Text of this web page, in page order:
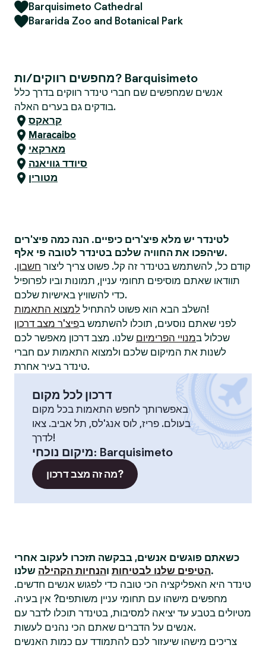
Barquisimeto Cathedral
Bararida Zoo and Botanical Park
מחפשים רווקים/ות? Barquisimeto
אנשים שמחפשים שם חברי טינדר רווקים בדרך כלל
בודקים גם בערים האלה.
קראקס
Maracaibo
מארקאי
סיודד גוויאנה
מטורין
לטינדר יש מלא פיצ'רים כיפיים. הנה כמה פיצ'רים
שיהפכו את החוויה שלכם בטינדר לטובה פי אלף.
קודם כל, להשתמש בטינדר זה קל. פשוט צריך ליצור חשבון.
תוודאו שאתם מוסיפים תחומי עניין, תמונות וביו לפרופיל
כדי להשוויץ באישיות שלכם.
השלב הבא הוא פשוט להתחיל למצוא התאמות
!
לפני שאתם נוסעים, תוכלו להשתמש בפיצ'ר מצב דרכון
שכלול במנויי הפרימיום שלנו. מצב דרכון מאפשר לכם
לשנות את המיקום שלכם ולמצוא התאמות עם חברי
טינדר בעיר אחרת.
דרכון לכל מקום
באפשרותך לחפש התאמות בכל מקום
בעולם. פריז, לוס אנג'לס, תל אביב. צאו
לדרך!
מיקום נוכחי: Barquisimeto
מה זה מצב דרכון?
כשאתם פוגשים אנשים, בבקשה תזכרו לעקוב אחרי
הטיפים שלנו לבטיחות והנחיות הקהילה
שלנו.
טינדר היא האפליקציה הכי טובה כדי לפגוש אנשים חדשים.
מחפשים מישהו עם תחומי עניין משותפים? אין בעיה.
מטיולים בטבע עד יציאה למסיבות, בטינדר תוכלו לדבר עם
אנשים על הדברים שאתם הכי נהנים לעשות.
צריכים מישהו שיעזור לכם להתמודד עם כמות האנשים